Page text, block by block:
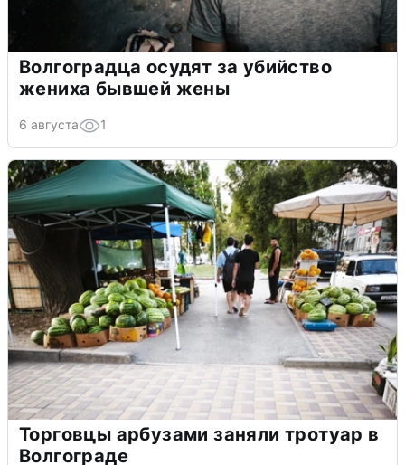
Волгоградца осудят за убийство
жениха бывшей жены
6 августа 1
Торговцы арбузами заняли тротуар в
Волгограде